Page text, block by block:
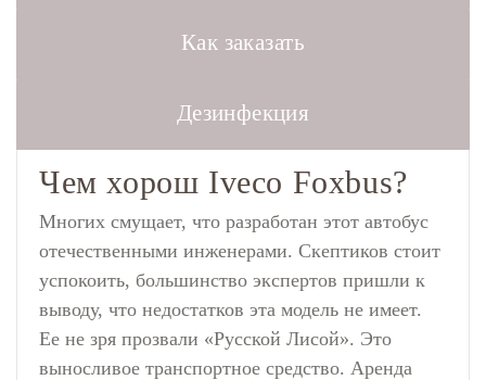
Как заказать
Дезинфекция
Чем хорош Iveco Foxbus?
Многих смущает, что разработан этот автобус
отечественными инженерами. Скептиков стоит
успокоить, большинство экспертов пришли к
выводу, что недостатков эта модель не имеет.
Ее не зря прозвали «Русской Лисой». Это
выносливое транспортное средство. Аренда